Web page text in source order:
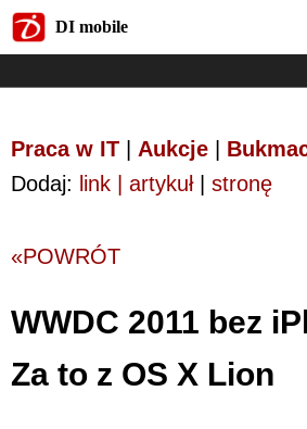
DI mobile
Praca w IT Aukcje
Dodaj: link | artykuł| stronę
«POWRÓT
WWDC 2011 bez
Za to z OS X Lion
DI mobile